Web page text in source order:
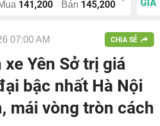
141,200 Bán 145,200
GIÁ
07:00 AM CHIA SẺ
Yên Sở trị giá
bậc nhất Hà Nội
mái vòng tròn cách